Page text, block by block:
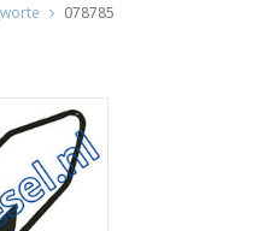
078785